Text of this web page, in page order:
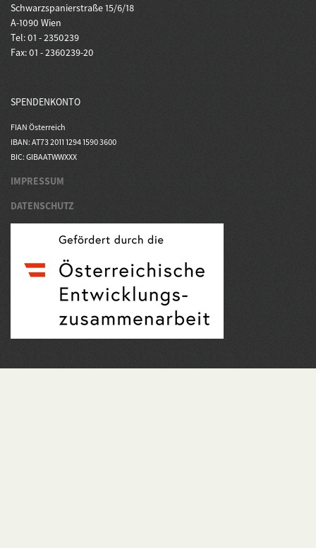
Schwarzspanierstraße 15/6/18
A-1090 Wien
Tel: 01 - 2350239
Fax: 01 - 2360239-20
SPENDENKONTO
FIAN Österreich
IBAN: AT73 2011 1294 1590 3600
BIC: GIBAATWWXXX
IMPRESSUM
DATENSCHUTZ